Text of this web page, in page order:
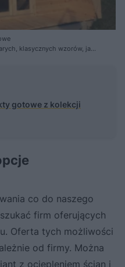
klasycznych wzorów, jak
gotowe z kolekcji
co do naszego
firm oferujących
Oferta tych możliwości
od firmy. Można
z ociepleniem ścian i